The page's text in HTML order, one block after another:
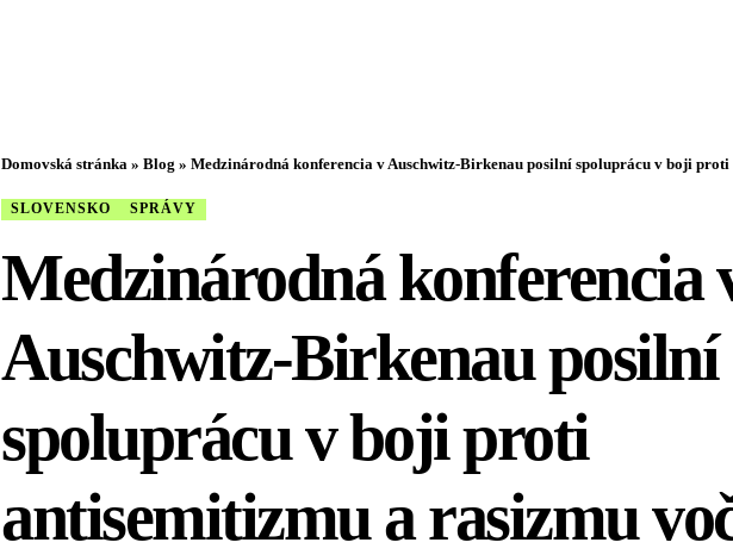
Domovská stránka » Blog » Medzinárodná konferencia v Auschwitz-Birkenau posilní spoluprácu v boji proti antisemitizmu a
SLOVENSKO SPRÁVY
Medzinárodná konferencia
Auschwitz-Birkenau posilní
spoluprácu v boji proti
antisemitizmu a rasizmu